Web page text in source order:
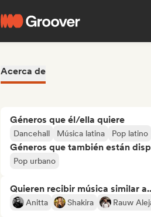
Acerca de
Géneros que él/ella quiere
Dancehall Música latina Pop latino
Géneros que también están
Pop urbano
Quieren recibir música similar
Anitta Shakira Rauw